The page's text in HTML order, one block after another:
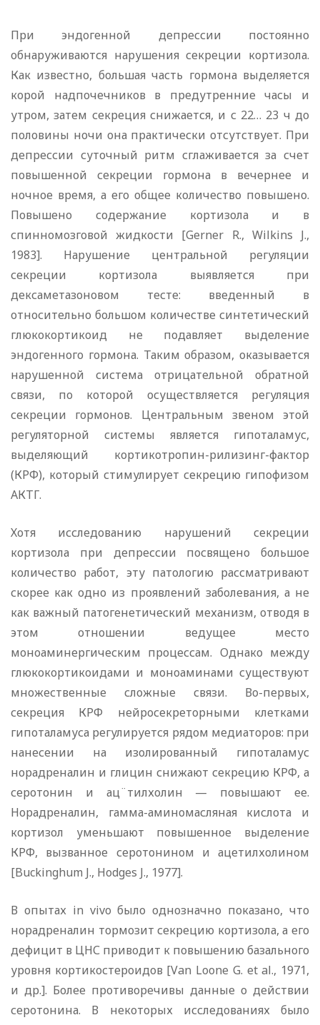
При эндогенной депрессии постоянно
обнаруживаются нарушения секреции кортизола.
Как известно, большая часть гормона выделяется
корой надпочечников в предутренние часы и
утром, затем секреция снижается, и с 22… 23 ч до
половины ночи она практически отсутствует. При
депрессии суточный ритм сглаживается за счет
повышенной секреции гормона в вечернее и
ночное время, а его общее количество повышено.
Повышено содержание кортизола и в
спинномозговой жидкости [Gerner R., Wilkins J.,
1983]. Нарушение центральной регуляции
секреции кортизола выявляется при
дексаметазоновом тесте: введенный в
относительно большом количестве синтетический
глюкокортикоид не подавляет выделение
эндогенного гормона. Таким образом, оказывается
нарушенной система отрицательной обратной
связи, по которой осуществляется регуляция
секреции гормонов. Центральным звеном этой
регуляторной системы является гипоталамус,
выделяющий кортикотропин-рилизинг-фактор
(КРФ), который стимулирует секрецию гипофизом
АКТГ.
Хотя исследованию нарушений секреции
кортизола при депрессии посвящено большое
количество работ, эту патологию рассматривают
скорее как одно из проявлений заболевания, а не
как важный патогенетический механизм, отводя в
этом отношении ведущее место
моноаминергическим процессам. Однако между
глюкокортикоидами и моноаминами существуют
множественные сложные связи. Во-первых,
секреция КРФ нейросекреторными клетками
гипоталамуса регулируется рядом медиаторов: при
нанесении на изолированный гипоталамус
норадреналин и глицин снижают секрецию КРФ, а
серотонин и ац¨тилхолин — повышают ее.
Норадреналин, гамма-аминомасляная кислота и
кортизол уменьшают повышенное выделение
КРФ, вызванное серотонином и ацетилхолином
[Buckinghum J., Hodges J., 1977].
В опытах in vivo было однозначно показано, что
норадреналин тормозит секрецию кортизола, а его
дефицит в ЦНС приводит к повышению базального
уровня кортикостероидов [Van Loone G. et al., 1971,
и др.]. Более противоречивы данные о действии
серотонина. В некоторых исследованиях было